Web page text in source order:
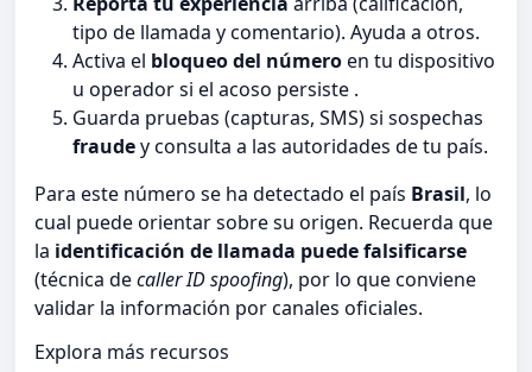
tipo de llamada y comentario). Ayuda a otros.
Activa el bloqueo del númeroen tu dispositivo
u operador si el acoso persiste .
Guarda pruebas (capturas, SMS) si sospechas
fraudey consulta a las autoridades de tu país.
Para este número se ha detectado el país Brasil, lo
cual puede orientar sobre su origen. Recuerda que
la identificación de llamada puede falsificarse
(técnica decaller ID spoofing), por lo que conviene
validar la información por canales oficiales.
Explora más recursos